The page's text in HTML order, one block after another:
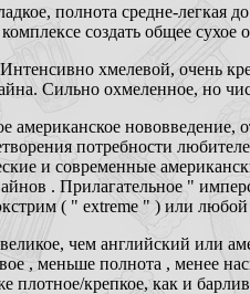
полнота средне-легкая
создать общее
Интенсивно хмелевой, очень
Сильно охмеленное, но
американское
потребности
и современные
. Прилагательное "
( " extreme " ) или
чем английский или
, меньше полнота , менее
плотное/крепкое, как и